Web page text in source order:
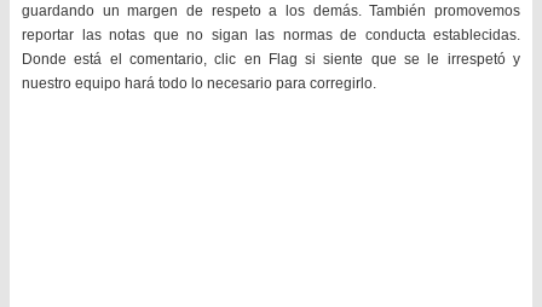
guardando un margen de respeto a los demás. También promovemos
reportar las notas que no sigan las normas de conducta establecidas.
Donde está el comentario, clic en Flag si siente que se le irrespetó y
nuestro equipo hará todo lo necesario para corregirlo.